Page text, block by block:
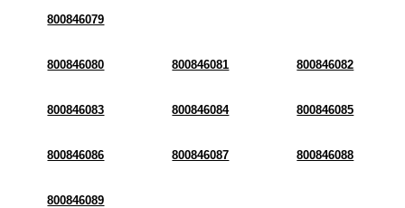
800846079
800846080 800846081 800846082
800846083 800846084 800846085
800846086 800846087 800846088
800846089